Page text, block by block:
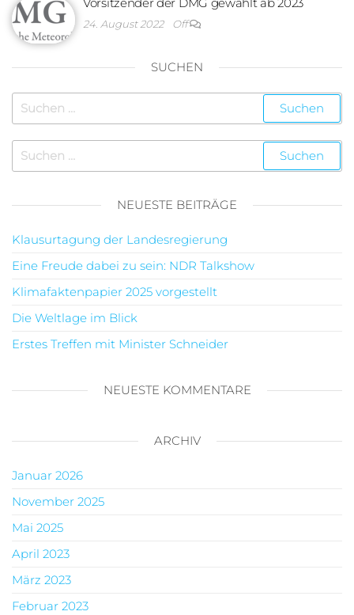
24. August 2022 Off
SUCHEN
NEUESTE BEITRÄGE
Klausurtagung der Landesregierung
Eine Freude dabei zu sein: NDR Talkshow
Klimafaktenpapier 2025 vorgestellt
Die Weltlage im Blick
Erstes Treffen mit Minister Schneider
NEUESTE KOMMENTARE
ARCHIV
Januar 2026
November 2025
Mai 2025
April 2023
März 2023
Februar 2023